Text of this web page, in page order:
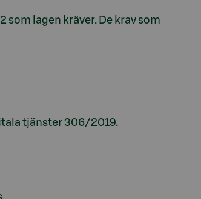
lagen kräver. De krav som
tjänster 306/2019.